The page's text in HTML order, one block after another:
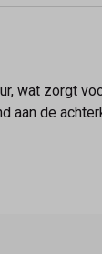
wat zorgt
de